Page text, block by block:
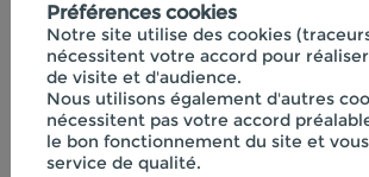
Fiche technique
n°40 "Initiation à la
Fiche
n°41
Préférences cookies
Notre site utilise des cookies
nécessitent votre accord pour
de visite et d'audience.
Nous utilisons également d'autres
nécessitent pas votre accord
le bon fonctionnement du site et
service de qualité.